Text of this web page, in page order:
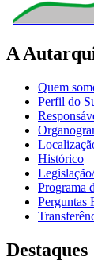
A
Quem
Perfil do
Histórico
Programa
Perguntas
Destaques